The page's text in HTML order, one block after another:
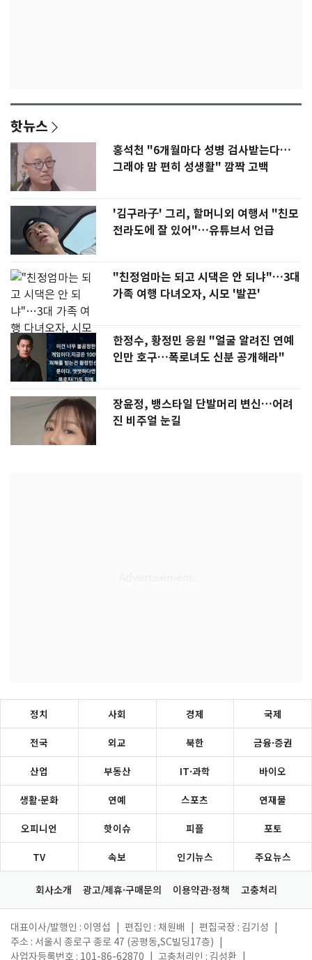
핫뉴스
홍석천 "6개월마다 성병 검사받는다…
그래야 맘 편히 성생활" 깜짝 고백
'김구라子' 그리, 할머니외 여행서 "친모
전라도에 잘 있어"…유튜브서 언급
"친정엄마는 되고 시댁은 안 되냐"…3대
가족 여행 다녀오자, 시모 '발끈'
한정수, 황정민 응원 "얼굴 알려진 연예
인만 호구…폭로녀도 신분 공개해라"
장윤정, 뱅스타일 단발머리 변신…어려
진 비주얼 눈길
정치 사회 경제 국제
전국 외교 북한 금융·증권
산업 부동산 IT·과학 바이오
생활·문화 연예 스포츠 연재물
오피니언 핫이슈 피플 포토
TV 속보 인기뉴스 주요뉴스
회사소개 광고/제휴·구매문의 이용약관·정책 고충처리
대표이사/발행인 : 이영섭 편집인 : 채원배 편집국장 : 김기성
주소 : 서울시 종로구 종로 47 (공평동,SC빌딩17층)
사업자등록번호 : 101-86-62870
고충처리인 : 김성환